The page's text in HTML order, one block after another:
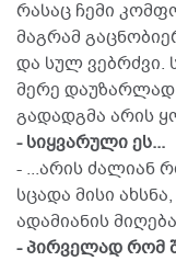
რასაც ჩემი
მაგრამ
და სულ ვებრძვი.
მერე დაუზარლად
გადადგმა არის
- სიყვარული ეს...
- ...არის ძალიან
სცადა მისი
ადამიანის
- პირველად რომ